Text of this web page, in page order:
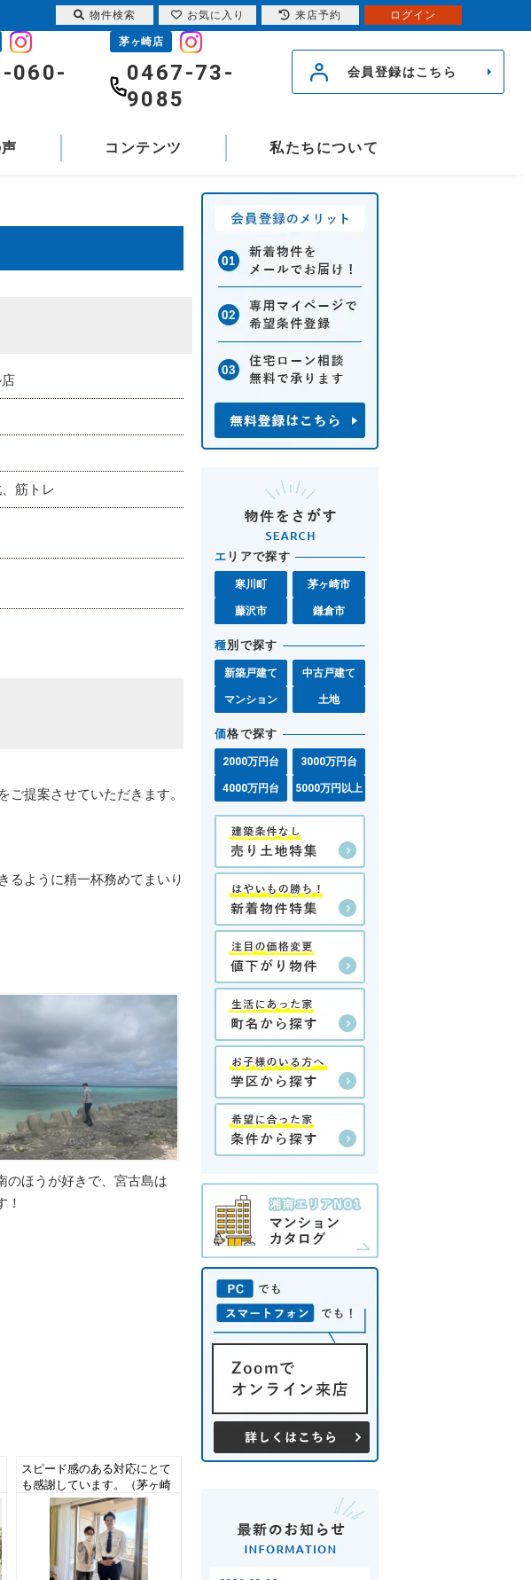
060-
茅ヶ崎店
0467-73-
9085
会員登録はこちら
コンテンツ 私たちについて
筋トレ
提案させていただきます。
るように精一杯務めてまいり
のほうが好きで、宮古島は
！
スピード感のある対応にとて
も感謝しています。（茅ヶ崎
市T様 中古マンションご成
約・ご売却）
エ リアで探す
寒川町 茅ヶ崎市
藤沢市 鎌倉市
種別で探す
新築戸建て 中古戸建て
マンション 土地
価格で探す
2000万円台 3000万円台
4000万円台 5000万円以上
物件検索 お気に入り 来店予約 ログイン